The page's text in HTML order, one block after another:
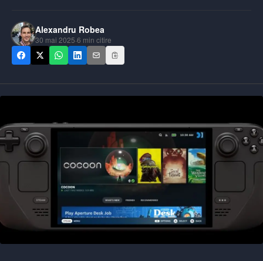
Alexandru Robea
30 mai 2025·6 min citire